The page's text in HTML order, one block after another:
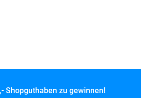
Shopguthaben zu gewinnen!